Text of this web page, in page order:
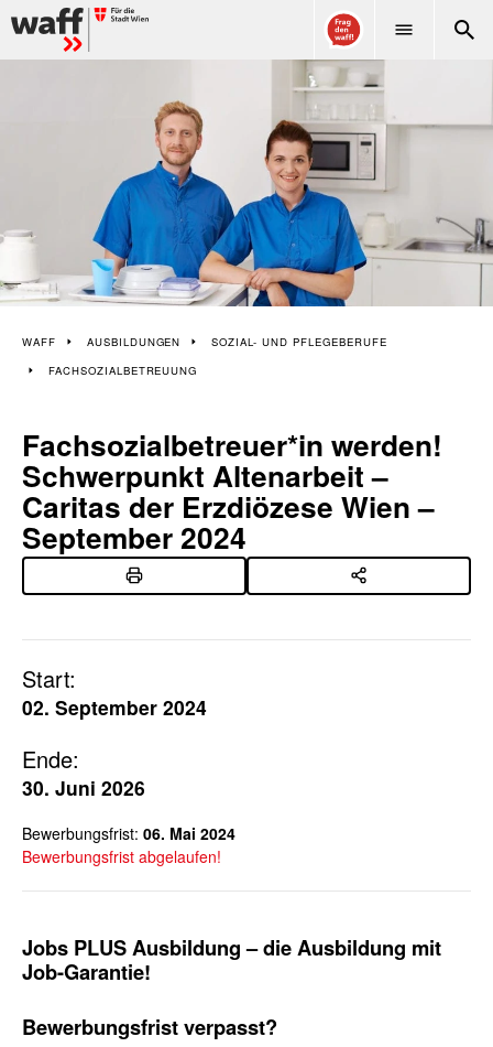
WAFF AUSBILDUNGEN
SOZIAL- UND PFLEGEBERUFE
FACHSOZIALBETREUUNG
Fachsozialbetreuer*in werden!
Schwerpunkt Altenarbeit –
Caritas der Erzdiözese Wien –
September 2024
Start:
02. September 2024
Ende:
30. Juni 2026
Bewerbungsfrist: 06. Mai 2024
Bewerbungsfrist abgelaufen!
Jobs PLUS Ausbildung– die Ausbildung mit
Job-Garantie!
Bewerbungsfrist verpasst?